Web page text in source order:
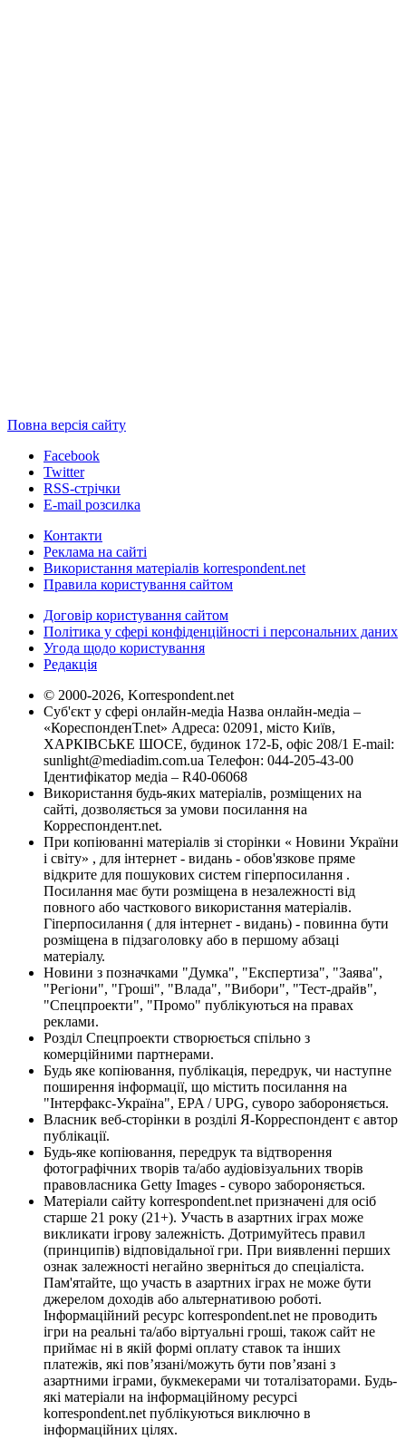
Повна версія сайту
Facebook
Twitter
RSS-стрічки
E-mail розсилка
Контакти
Реклама на сайті
Використання матеріалів korrespondent.net
Правила користування сайтом
Договір користування сайтом
Політика у сфері конфіденційності і персональних даних
Угода щодо користування
Редакція
© 2000-2026, Korrespondent.net
Суб'єкт у сфері онлайн-медіа Назва онлайн-медіа –
«КореспонденТ.net» Адреса: 02091, місто Київ,
ХАРКІВСЬКЕ ШОСЕ, будинок 172-Б, офіс 208/1 E-mail:
sunlight@mediadim.com.ua Телефон: 044-205-43-00
Ідентифікатор медіа – R40-06068
Використання будь-яких матеріалів, розміщених на
сайті, дозволяється за умови посилання на
Корреспондент.net.
При копіюванні матеріалів зі сторінки « Новини України
і світу» , для інтернет - видань - обов'язкове пряме
відкрите для пошукових систем гіперпосилання .
Посилання має бути розміщена в незалежності від
повного або часткового використання матеріалів.
Гіперпосилання ( для інтернет - видань) - повинна бути
розміщена в підзаголовку або в першому абзаці
матеріалу.
Новини з позначками "Думка", "Експертиза", "Заява",
"Регіони", "Гроші", "Влада", "Вибори", "Тест-драйв",
"Спецпроекти", "Промо" публікуються на правах
реклами.
Розділ Спецпроекти створюється спільно з
комерційними партнерами.
Будь яке копіювання, публікація, передрук, чи наступне
поширення інформації, що містить посилання на
"Інтерфакс-Україна", EPA / UPG, суворо забороняється.
Власник веб-сторінки в розділі Я-Корреспондент є автор
публікації.
Будь-яке копіювання, передрук та відтворення
фотографічних творів та/або аудіовізуальних творів
правовласника Getty Images - суворо забороняється.
Матеріали сайту korrespondent.net призначені для осіб
старше 21 року (21+). Участь в азартних іграх може
викликати ігрову залежність. Дотримуйтесь правил
(принципів) відповідальної гри. При виявленні перших
ознак залежності негайно зверніться до спеціаліста.
Пам'ятайте, що участь в азартних іграх не може бути
джерелом доходів або альтернативою роботі.
Інформаційний ресурс korrespondent.net не проводить
ігри на реальні та/або віртуальні гроші, також сайт не
приймає ні в якій формі оплату ставок та інших
платежів, які пов’язані/можуть бути пов’язані з
азартними іграми, букмекерами чи тоталізаторами. Будь-
які матеріали на інформаційному ресурсі
korrespondent.net публікуються виключно в
інформаційних цілях.